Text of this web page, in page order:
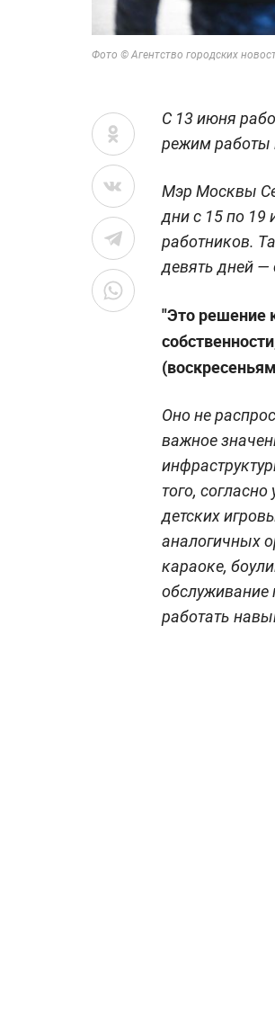
Фото © Агентство городских
С 13 июня
режим работы
Мэр Москвы
дни с 15 по 19
работников.
девять дней —
"Это решение
Оно не
важное
того,
детских
аналогичных
караоке,
обслуживание
работать